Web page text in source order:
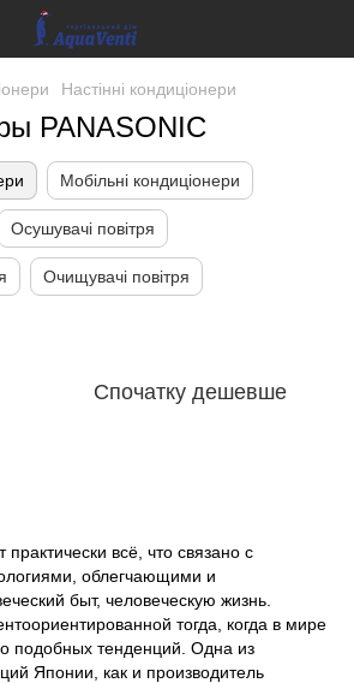
Настінні кондиціонери
PANASONIC
Мобільні кондиціонери
Осушувачі повітря
Очищувачі повітря
Спочатку дешевше
практически всё, что связано с
облегчающими и
быт, человеческую жизнь.
тогда, когда в мире
подобных тенденций. Одна из
Японии, как и производитель